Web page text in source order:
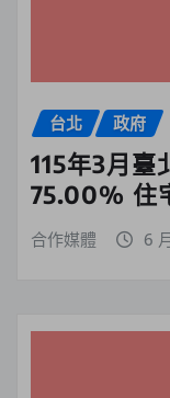
台北 政府
115年3月臺
75.00% 住
合作媒體 6